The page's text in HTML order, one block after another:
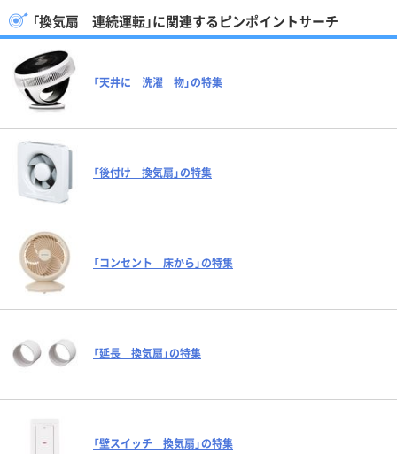
「換気扇 連続運転」に関連するピンポイントサーチ
「天井に 洗濯 物」の特集
「後付け 換気扇」の特集
「コンセント 床から」の特集
「延長 換気扇」の特集
「壁スイッチ 換気扇」の特集